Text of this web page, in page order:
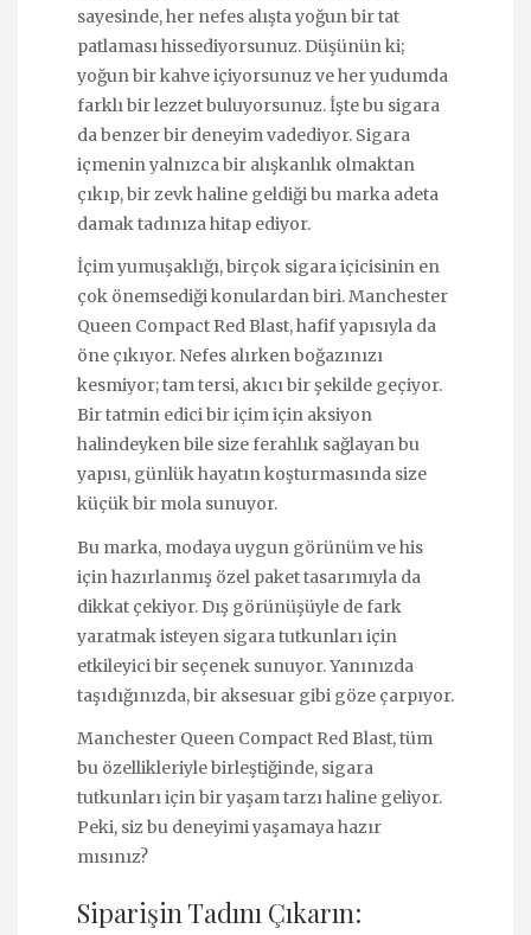
sayesinde, her nefes alışta yoğun bir tat
patlaması hissediyorsunuz. Düşünün ki;
yoğun bir kahve içiyorsunuz ve her yudumda
farklı bir lezzet buluyorsunuz. İşte bu sigara
da benzer bir deneyim vadediyor. Sigara
içmenin yalnızca bir alışkanlık olmaktan
çıkıp, bir zevk haline geldiği bu marka adeta
damak tadınıza hitap ediyor.
İçim yumuşaklığı, birçok sigara içicisinin en
çok önemsediği konulardan biri. Manchester
Queen Compact Red Blast, hafif yapısıyla da
öne çıkıyor. Nefes alırken boğazınızı
kesmiyor; tam tersi, akıcı bir şekilde geçiyor.
Bir tatmin edici bir içim için aksiyon
halindeyken bile size ferahlık sağlayan bu
yapısı, günlük hayatın koşturmasında size
küçük bir mola sunuyor.
Bu marka, modaya uygun görünüm ve his
için hazırlanmış özel paket tasarımıyla da
dikkat çekiyor. Dış görünüşüyle de fark
yaratmak isteyen sigara tutkunları için
etkileyici bir seçenek sunuyor. Yanınızda
taşıdığınızda, bir aksesuar gibi göze çarpıyor.
Manchester Queen Compact Red Blast, tüm
bu özellikleriyle birleştiğinde, sigara
tutkunları için bir yaşam tarzı haline geliyor.
Peki, siz bu deneyimi yaşamaya hazır
mısınız?
Siparişin Tadını Çıkarın: